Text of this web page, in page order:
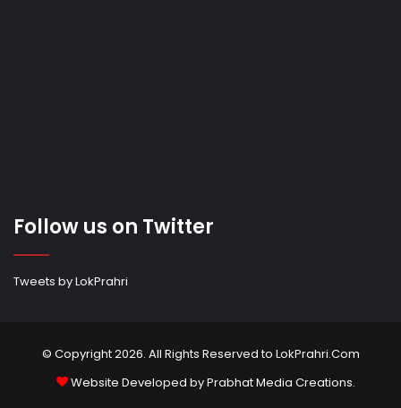
Follow us on Twitter
Tweets by LokPrahri
© Copyright 2026. All Rights Reserved to LokPrahri.Com
Website Developed byPrabhat Media Creations.